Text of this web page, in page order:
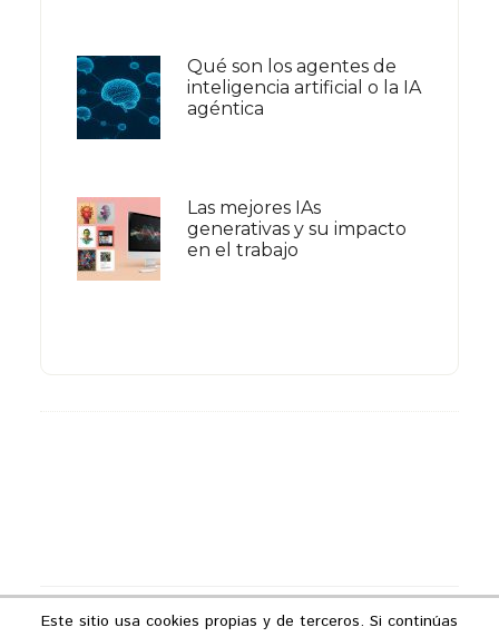
Qué son los agentes de
inteligencia artificial o la IA
agéntica
Las mejores IAs
generativas y su impacto
en el trabajo
Copyright © 2026 ·Podcast Industria 4.0
Este sitio usa cookies propias y de terceros. Si continúas